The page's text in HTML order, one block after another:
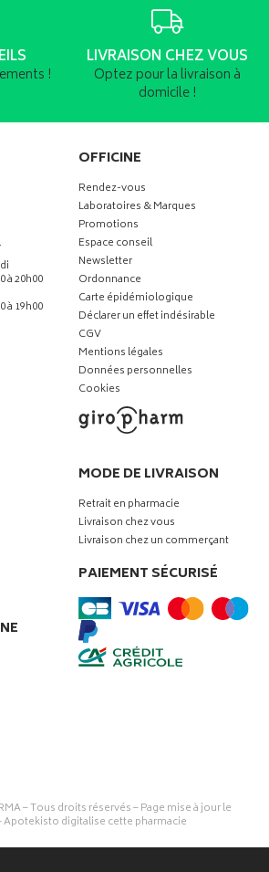
!
LIVRAISON CHEZ VOUS
Optez pour la livraison à
domicile !
à 20h00
à 19h00
OFFICINE
Rendez-vous
Laboratoires & Marques
Promotions
Espace conseil
Newsletter
Ordonnance
Carte épidémiologique
Déclarer un effet indésirable
CGV
Mentions légales
Données personnelles
Cookies
MODE DE LIVRAISON
Retrait en pharmacie
Livraison chez vous
Livraison chez un commerçant
PAIEMENT SÉCURISÉ
– Tous droits réservés – Page mise à jour le
Apotekisto digitalise cette pharmacie